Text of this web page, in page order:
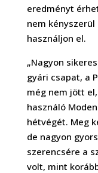
eredményt
nem
használjon el.
„Nagyon
gyári csapat, a
még nem jött
használó
hétvégét. Meg
de nagyon
szerencsére a
volt, mint